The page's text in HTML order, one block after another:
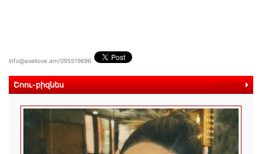
info@asekose.am/095519696
Շոու-բիզնես ավելին